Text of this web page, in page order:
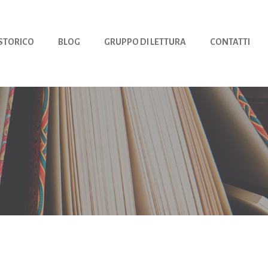
BLOG GRUPPO DI LETTURA CONTATTI